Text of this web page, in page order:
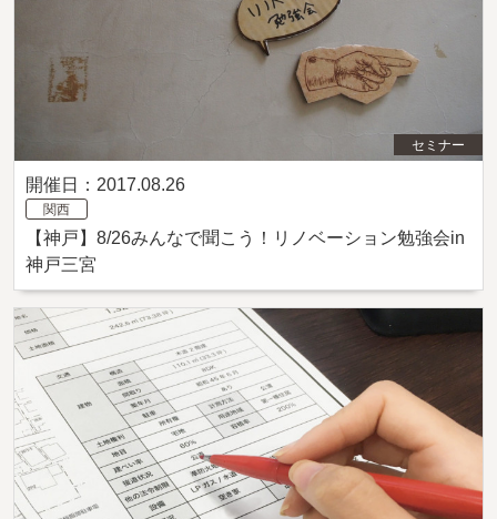
セミナー
開催日：2017.08.26
関西
【神戸】8/26みんなで聞こう！リノベーション勉強会in
神戸三宮